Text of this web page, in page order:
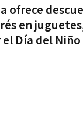
ofrece
en
Día del Niño